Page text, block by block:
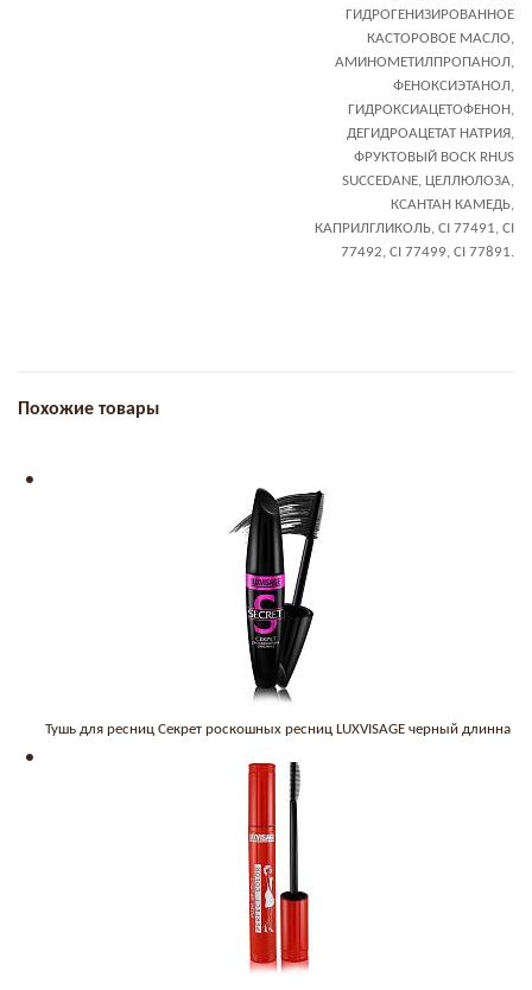
ГИДРОГЕНИЗИРОВАННОЕ
КАСТОРОВОЕ МАСЛО,
АМИНОМЕТИЛПРОПАНОЛ,
ФЕНОКСИЭТАНОЛ,
ГИДРОКСИАЦЕТОФЕНОН,
ДЕГИДРОАЦЕТАТ НАТРИЯ,
ФРУКТОВЫЙ ВОСК RHUS
SUCCEDANE, ЦЕЛЛЮЛОЗА,
КСАНТАН КАМЕДЬ,
КАПРИЛГЛИКОЛЬ, CI 77491, CI
77492, CI 77499, CI 77891.
Похожие товары
Тушь для ресниц Секрет роскошных ресниц LUXVISAGE черный длинна